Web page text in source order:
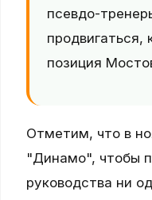
псевдо-
позиция
Отметим, что в
"Динамо", чтобы
руководства ни